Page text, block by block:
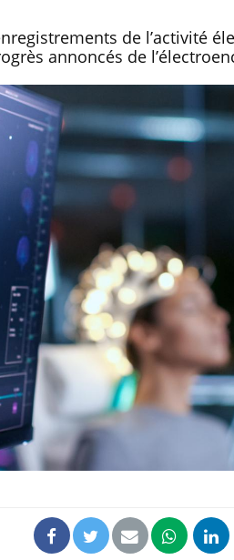
de l’activité
annoncés de
Chikungunya, dengue,
West Nile : que se passe-
t-il dans le sud de la
France ?
Les médicaments GLP-1
protègent-ils aussi les os
?
Cytomégalovirus : ce
change dans la prise en
charge des femmes